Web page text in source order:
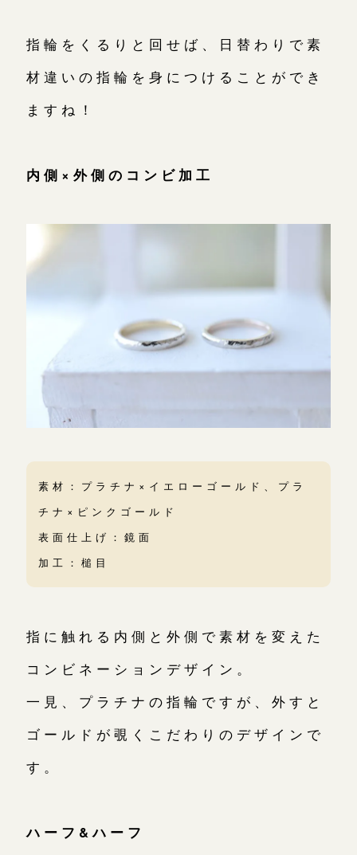
指輪をくるりと回せば、日替わりで素
材違いの指輪を身につけることができ
ますね！
内側×外側のコンビ加工
素材：プラチナ×イエローゴールド、プラ
チナ×ピンクゴールド
表面仕上げ：鏡面
加工：槌目
指に触れる内側と外側で素材を変えた
コンビネーションデザイン。
一見、プラチナの指輪ですが、外すと
ゴールドが覗くこだわりのデザインで
す。
ハーフ&ハーフ